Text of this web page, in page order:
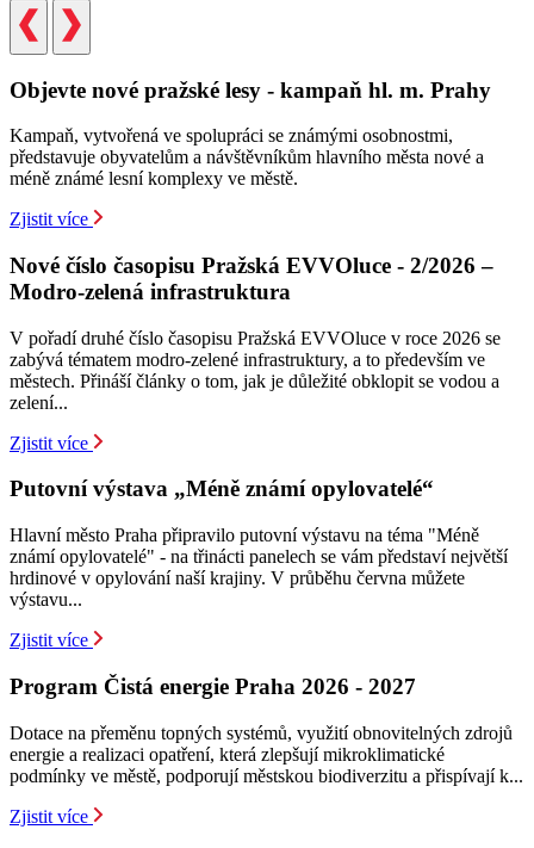
Objevte nové pražské lesy - kampaň hl. m. Prahy
Kampaň, vytvořená ve spolupráci se známými osobnostmi,
představuje obyvatelům a návštěvníkům hlavního města nové a
méně známé lesní komplexy ve městě.
Zjistit více
Nové číslo časopisu Pražská EVVOluce - 2/2026 –
Modro-zelená infrastruktura
V pořadí druhé číslo časopisu Pražská EVVOluce v roce 2026 se
zabývá tématem modro-zelené infrastruktury, a to především ve
městech. Přináší články o tom, jak je důležité obklopit se vodou a
zelení...
Zjistit více
Putovní výstava „Méně známí opylovatelé“
Hlavní město Praha připravilo putovní výstavu na téma "Méně
známí opylovatelé" - na třinácti panelech se vám představí největší
hrdinové v opylování naší krajiny. V průběhu června můžete
výstavu...
Zjistit více
Program Čistá energie Praha 2026 - 2027
Dotace na přeměnu topných systémů, využití obnovitelných zdrojů
energie a realizaci opatření, která zlepšují mikroklimatické
podmínky ve městě, podporují městskou biodiverzitu a přispívají k...
Zjistit více